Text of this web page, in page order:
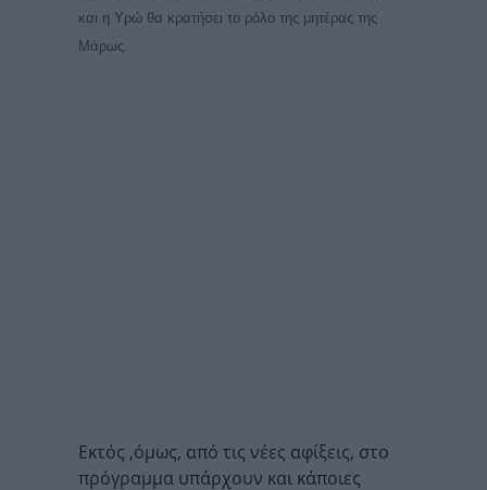
και η Υρώ θα κρατήσει το ρόλο της μητέρας της
Μάρως.
Εκτός ,όμως, από τις νέες αφίξεις, στο
πρόγραμμα υπάρχουν και κάποιες